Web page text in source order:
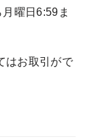
曜日6:59ま
はお取引がで